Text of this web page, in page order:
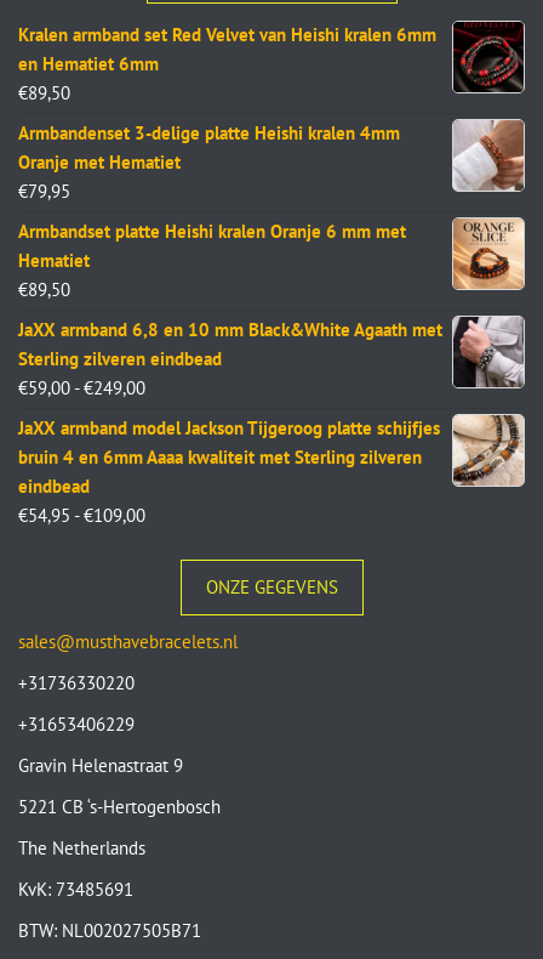
Kralen armband set Red Velvet van Heishi kralen 6mm
en Hematiet 6mm
€89,50
Armbandenset 3-delige platte Heishi kralen 4mm
Oranje met Hematiet
€79,95
Armbandset platte Heishi kralen Oranje 6 mm met
Hematiet
€89,50
JaXX armband 6,8 en 10 mm Black&White Agaath met
Sterling zilveren eindbead
€59,00 - €249,00
JaXX armband model Jackson Tijgeroog platte schijfjes
bruin 4 en 6mm Aaaa kwaliteit met Sterling zilveren
eindbead
€54,95 - €109,00
ONZE GEGEVENS
sales@musthavebracelets.nl
+31736330220
+31653406229
Gravin Helenastraat 9
5221 CB ‘s-Hertogenbosch
The Netherlands
KvK: 73485691
BTW: NL002027505B71